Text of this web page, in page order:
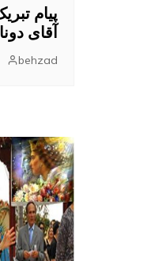
پیام
آقای
behzad